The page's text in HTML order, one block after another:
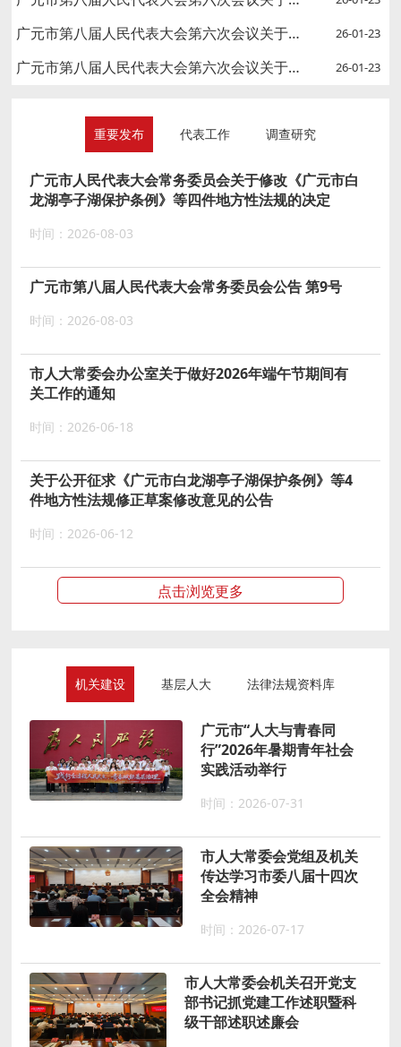
广元市第八届人民代表大会第六次会议关于广元市中级人民法院工作报告的决议 26-01-23
广元市第八届人民代表大会第六次会议关于广元市人民代表大会常务委员会工作报告的决议 26-01-23
重要发布 代表工作 调查研究
广元市人民代表大会常务委员会关于修改《广元市白
龙湖亭子湖保护条例》等四件地方性法规的决定
时间：2026-08-03
广元市第八届人民代表大会常务委员会公告 第9号
时间：2026-08-03
市人大常委会办公室关于做好2026年端午节期间有
关工作的通知
时间：2026-06-18
关于公开征求《广元市白龙湖亭子湖保护条例》等4
件地方性法规修正草案修改意见的公告
时间：2026-06-12
点击浏览更多
机关建设 基层人大 法律法规资料库
广元市“人大与青春同
行”2026年暑期青年社会
实践活动举行
时间：2026-07-31
市人大常委会党组及机关
传达学习市委八届十四次
全会精神
时间：2026-07-17
市人大常委会机关召开党支
部书记抓党建工作述职暨科
级干部述职述廉会